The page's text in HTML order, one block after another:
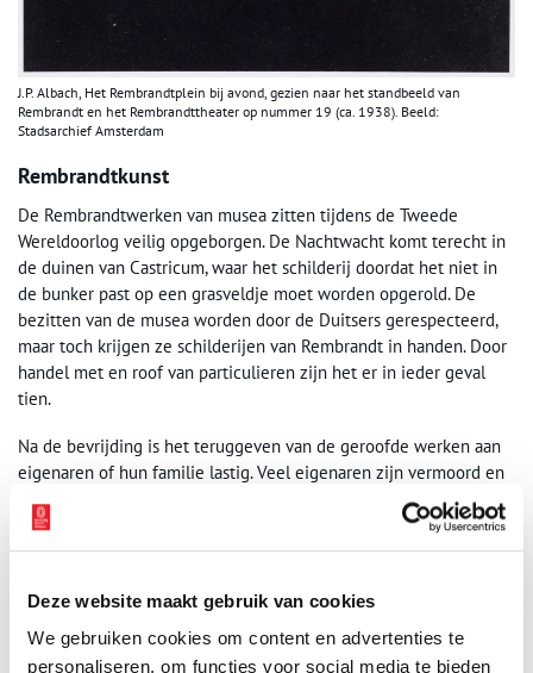
Deze website maakt gebruik van cookies
We gebruiken cookies om content en advertenties te
personaliseren, om functies voor social media te bieden
J.P. Albach, Het Rembrandtplein bij avond, gezien naar het standbeeld van
Rembrandt en het Rembrandttheater op nummer 19 (ca. 1938). Beeld:
Stadsarchief Amsterdam
Rembrandtkunst
De Rembrandtwerken van musea zitten tijdens de Tweede
Wereldoorlog veilig opgeborgen. De Nachtwacht komt terecht in
de duinen van Castricum, waar het schilderij doordat het niet in
de bunker past op een grasveldje moet worden opgerold. De
bezitten van de musea worden door de Duitsers gerespecteerd,
maar toch krijgen ze schilderijen van Rembrandt in handen. Door
handel met en roof van particulieren zijn het er in ieder geval
tien.
Na de bevrijding is het teruggeven van de geroofde werken aan
eigenaren of hun familie lastig. Veel eigenaren zijn vermoord en
er is de mogelijkheid dat de schilderijen vrijwillig zijn verkocht.
Als teruggave niet mogelijk blijkt, komen de werken in het bezit
van de Nederlandse staat. Nog jaren later zullen families
krijgen de werken sneller terug. Op 15 juli 1945, wederom op
Rembrandts geboortedag, opent in het Rijksmuseum de
tentoonstelling ‘Weerzien der Meesters’. Er hangen zestien